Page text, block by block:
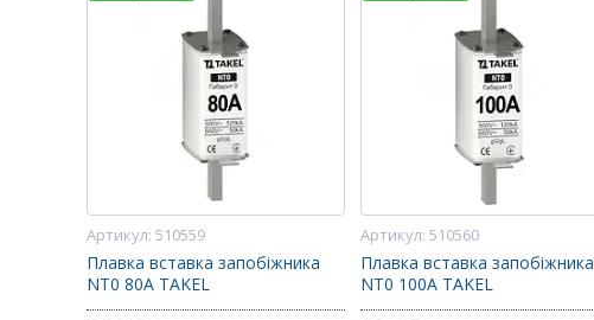
510559
Плавка вставка запобіжника
NT0 80А TAKEL
510560
Плавка вставка запобіжника
NT0 100А TAKEL